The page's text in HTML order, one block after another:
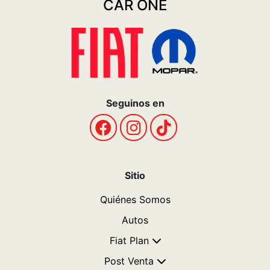
CAR ONE
Seguinos en
Sitio
Quiénes Somos
Autos
Fiat Plan
Post Venta